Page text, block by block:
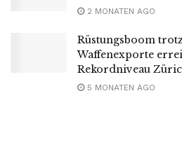
2 MONATEN AGO
Rüstungsboom
Waffenexporte
Rekordniveau
5 MONATEN AGO